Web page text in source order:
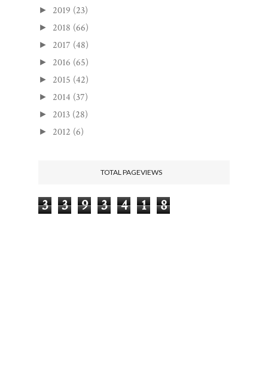
► 2019 (23)
► 2018 (66)
► 2017 (48)
► 2016 (65)
► 2015 (42)
► 2014 (37)
► 2013 (28)
► 2012 (6)
TOTAL PAGEVIEWS
3 3 9 3 4 1 8